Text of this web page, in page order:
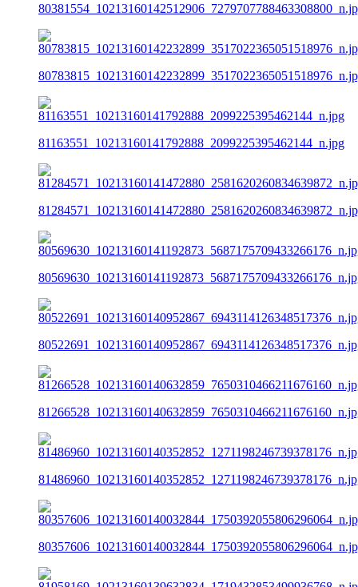
81163551_10213160141792888_2099225395462144_n.jpg